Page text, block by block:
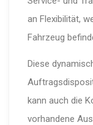
an Flexibilität,
Fahrzeug
Diese
kann auch die
vorhandene